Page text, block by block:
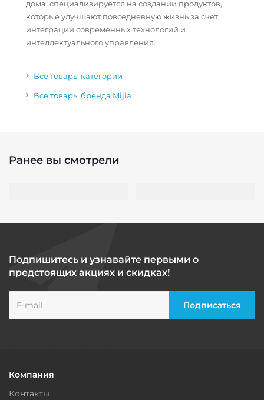
дома, специализируется на создании продуктов,
которые улучшают повседневную жизнь за счет
интеграции современных технологий и
интеллектуального управления.
Все товары категории
Все товары бренда Mijia
Ранее вы смотрели
Подпишитесь и узнавайте первыми о
предстоящих акциях и скидках!
Компания
Контакты